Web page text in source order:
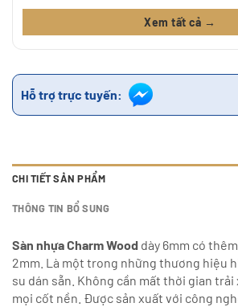
Xem tất cả →
Hỗ trợ trực tuyến:
CHI TIẾT SẢN PHẨM
THÔNG TIN BỔ SUNG
Sàn nhựa Charm Wood dày 6mm có
2mm. Là một trong những thương hiệu
su dán sẵn. Không cần mất thời gian
mọi cốt nền. Được sản xuất với công